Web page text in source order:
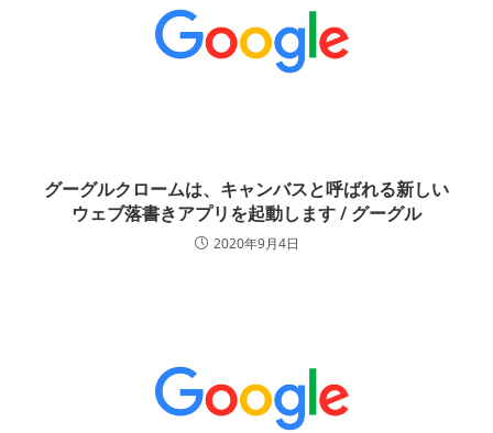
グーグルクロームは、キャンバスと呼ばれる新しい
ウェブ落書きアプリを起動します / グーグル
2020年9月4日